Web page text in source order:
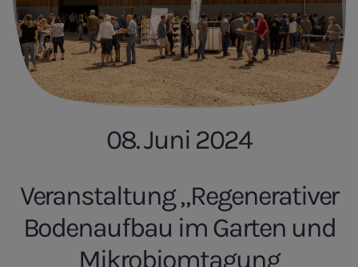
08. Juni 2024
Veranstaltung „Regenerativer
Bodenaufbau im Garten und
Mikrobiomtagung